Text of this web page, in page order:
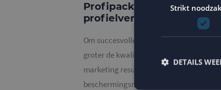
Profipack: volop inzetten
profielverrijking
Om succesvolle e-mail marketing te
groter de kwaliteit van deze lijst en hoe
marketing resultaten. Voor Profipack,
beschermingsmaterialen, zetten we
Strikt
DETAILS